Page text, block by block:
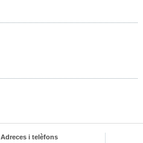
Adreces i telèfons